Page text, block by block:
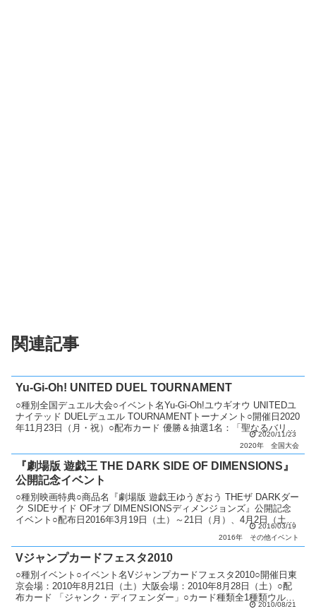
関連記事
Yu-Gi-Oh! UNITED DUEL TOURNAMENT
○種別全国デュエル大会○イベント名Yu-Gi-Oh!ユウギオウ UNITEDユ
ナイテッド DUELデュエル TOURNAMENTトーナメント○開催日2020
年11月23日（月・祝）○配布カード 優勝＆抽選1名：「聖なるバリア
2020/11/23
2020年
全国大会
『劇場版 遊戯王 THE DARK SIDE OF DIMENSIONS』
公開記念イベント
○種別映画特典○商品名『劇場版 遊戯王ゆうぎおう THEザ DARKダー
ク SIDEサイド OFオブ DIMENSIONSディメンジョンズ』公開記念
イベント○配布日2016年3月19日（土）～21日（月）、4月2日（土）
2016/03/19
2016年
その他イベント
Vジャンプカードフェスタ2010
○種別イベント○イベント名Vジャンプカードフェスタ2010○開催日東
京会場：2010年8月21日（土）大阪会場：2010年8月28日（土）○配
布カード 「ジャンク・ディフェンダー」○カード種類全1種類ウルト
2010/08/21